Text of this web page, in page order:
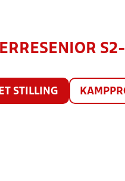
STILLING